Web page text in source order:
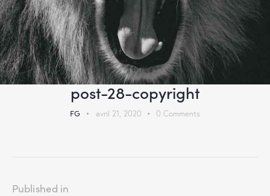
post-28-copyright
FG avril 21, 2020 0 Comments
Published in